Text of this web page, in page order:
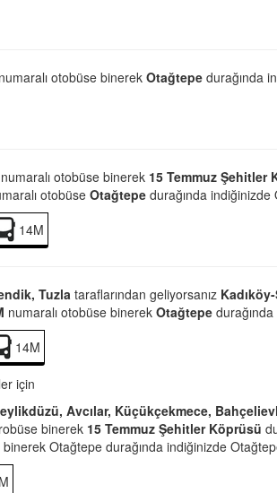
numaralı otobüse binerek Otağtepe durağında
numaralı otobüse binerek 15 Temmuz Şehitler
otobüseOtağtepe durağında
14M
Tuzla taraflarından geliyorsanız
numaralı otobüse binerek Otağtepe
14M
için
Avcılar, Küçükçekmece,
binerek 15 Temmuz Şehitler Köprüsü
Otağtepe durağında indiğinizde